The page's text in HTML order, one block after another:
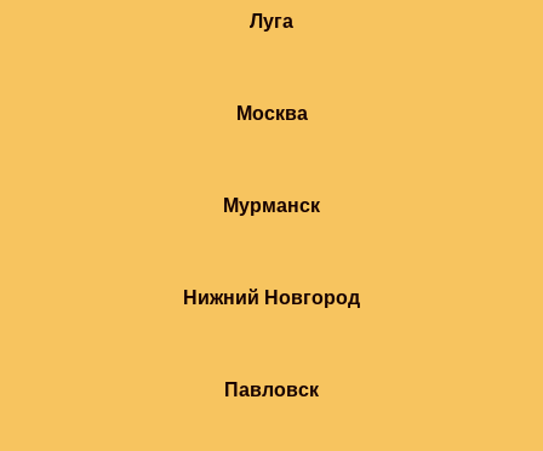
Луга
Москва
Мурманск
Нижний Новгород
Павловск